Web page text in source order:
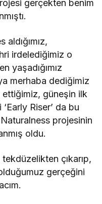
gerçekten benim
irdelediğimiz o
yaşadığımız
merhaba dediğimiz
ettiğimiz, güneşin ilk
‘Early Riser’ da bu
projesinin
oldu.
çıkarıp,
gerçeğini